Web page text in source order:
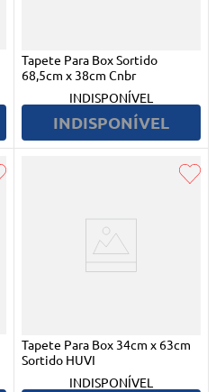
Tapete Para Box Sortido
68,5cm x 38cm Cnbr
INDISPONÍVEL
INDISPONÍVEL
Tapete Para Box 34cm x 63cm
Sortido HUVI
INDISPONÍVEL